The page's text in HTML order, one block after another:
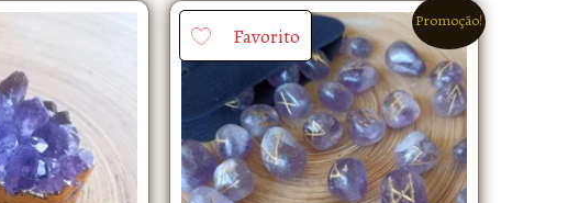
Favorito
Promoção!